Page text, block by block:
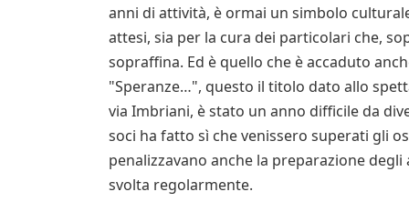
anni di attività, è ormai un simbolo
attesi, sia per la cura dei particolari che,
sopraffina. Ed è quello che è accaduto
"Speranze…", questo il titolo dato allo
via Imbriani, è stato un anno difficile da
soci ha fatto sì che venissero superati gli
penalizzavano anche la preparazione
svolta regolarmente.